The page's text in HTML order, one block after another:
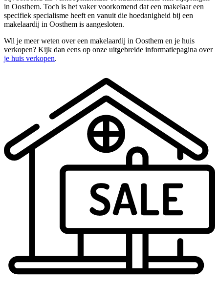
in Oosthem. Toch is het vaker voorkomend dat een makelaar een
specifiek specialisme heeft en vanuit die hoedanigheid bij een
makelaardij in Oosthem is aangesloten.
Wil je meer weten over een makelaardij in Oosthem en je huis
verkopen? Kijk dan eens op onze uitgebreide informatiepagina over
je huis verkopen.